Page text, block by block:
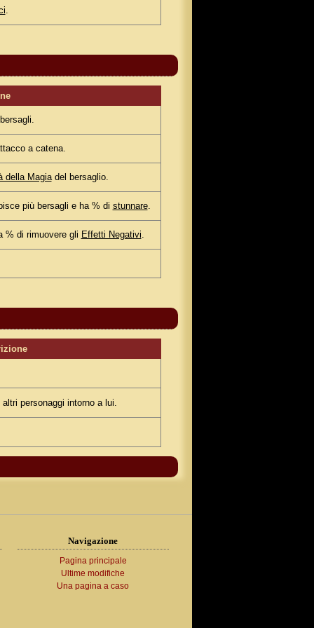
.
a catena.
della Magiadel bersaglio.
più bersagli e ha % di stunnare.
% di rimuovere gli Effetti Negativi.
personaggi intorno a lui.
Navigazione
Pagina principale
Ultime modifiche
Una pagina a caso